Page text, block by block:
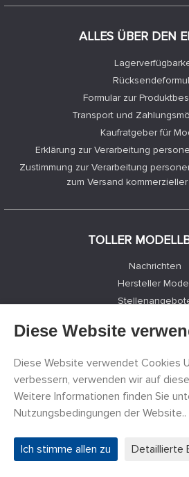
ALLES ÜBER DEN
Formular zur
Transport und
Kaufratgeber für
Erklärung zur Verarbeitung
Zustimmung zur Verarbeitung
zum Versand
TOLLER
Nachrichten
Hersteller
Registrierung
Cookies
©PECKA MODELÁŘ s.r.o.
vorbehalten.
Diese Website
Diese Website verwendet Cookies
verbessern, verwenden wir auf
Weitere Informationen finden Sie
Nutzungsbedingungen der Website..
Ich stimme allen zu Detaillierte